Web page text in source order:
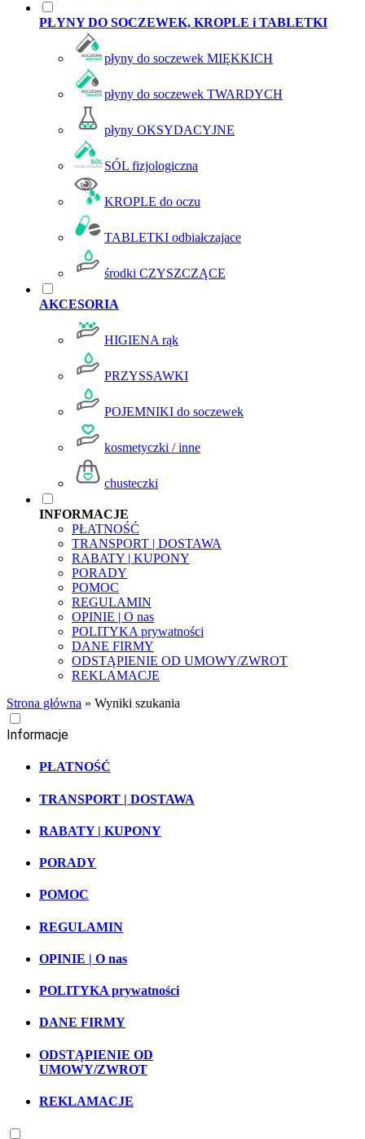
PŁYNY DO SOCZEWEK, KROPLE i TABLETKI
płyny do soczewek MIĘKKICH
płyny do soczewek TWARDYCH
płyny OKSYDACYJNE
SÓL fizjologiczna
KROPLE do oczu
TABLETKI odbiałczajace
środki CZYSZCZĄCE
AKCESORIA
HIGIENA rąk
PRZYSSAWKI
POJEMNIKI do soczewek
kosmetyczki / inne
chusteczki
INFORMACJE
PŁATNOŚĆ
TRANSPORT | DOSTAWA
RABATY | KUPONY
PORADY
POMOC
REGULAMIN
OPINIE | O nas
POLITYKA prywatności
DANE FIRMY
ODSTĄPIENIE OD UMOWY/ZWROT
REKLAMACJE
Strona główna » Wyniki szukania
Informacje
PŁATNOŚĆ
TRANSPORT | DOSTAWA
RABATY | KUPONY
PORADY
POMOC
REGULAMIN
OPINIE | O nas
POLITYKA prywatności
DANE FIRMY
ODSTĄPIENIE OD
UMOWY/ZWROT
REKLAMACJE